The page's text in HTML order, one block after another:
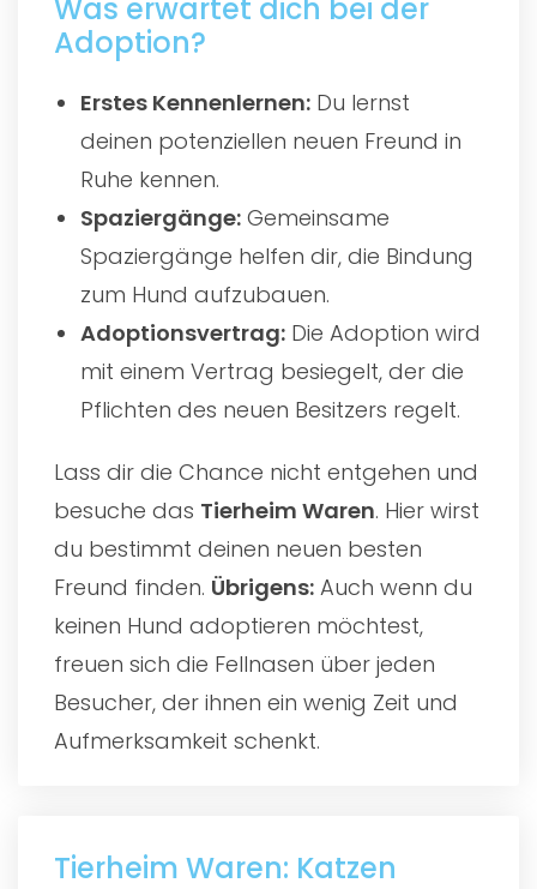
Was erwartet dich bei der
Adoption?
Erstes Kennenlernen: Du lernst
deinen potenziellen neuen Freund in
Ruhe kennen.
Spaziergänge: Gemeinsame
Spaziergänge helfen dir, die Bindung
zum Hund aufzubauen.
Adoptionsvertrag: Die Adoption wird
mit einem Vertrag besiegelt, der die
Pflichten des neuen Besitzers regelt.
Lass dir die Chance nicht entgehen und
besuche das Tierheim Waren. Hier wirst
du bestimmt deinen neuen besten
Freund finden. Übrigens: Auch wenn du
keinen Hund adoptieren möchtest,
freuen sich die Fellnasen über jeden
Besucher, der ihnen ein wenig Zeit und
Aufmerksamkeit schenkt.
Tierheim Waren: Katzen